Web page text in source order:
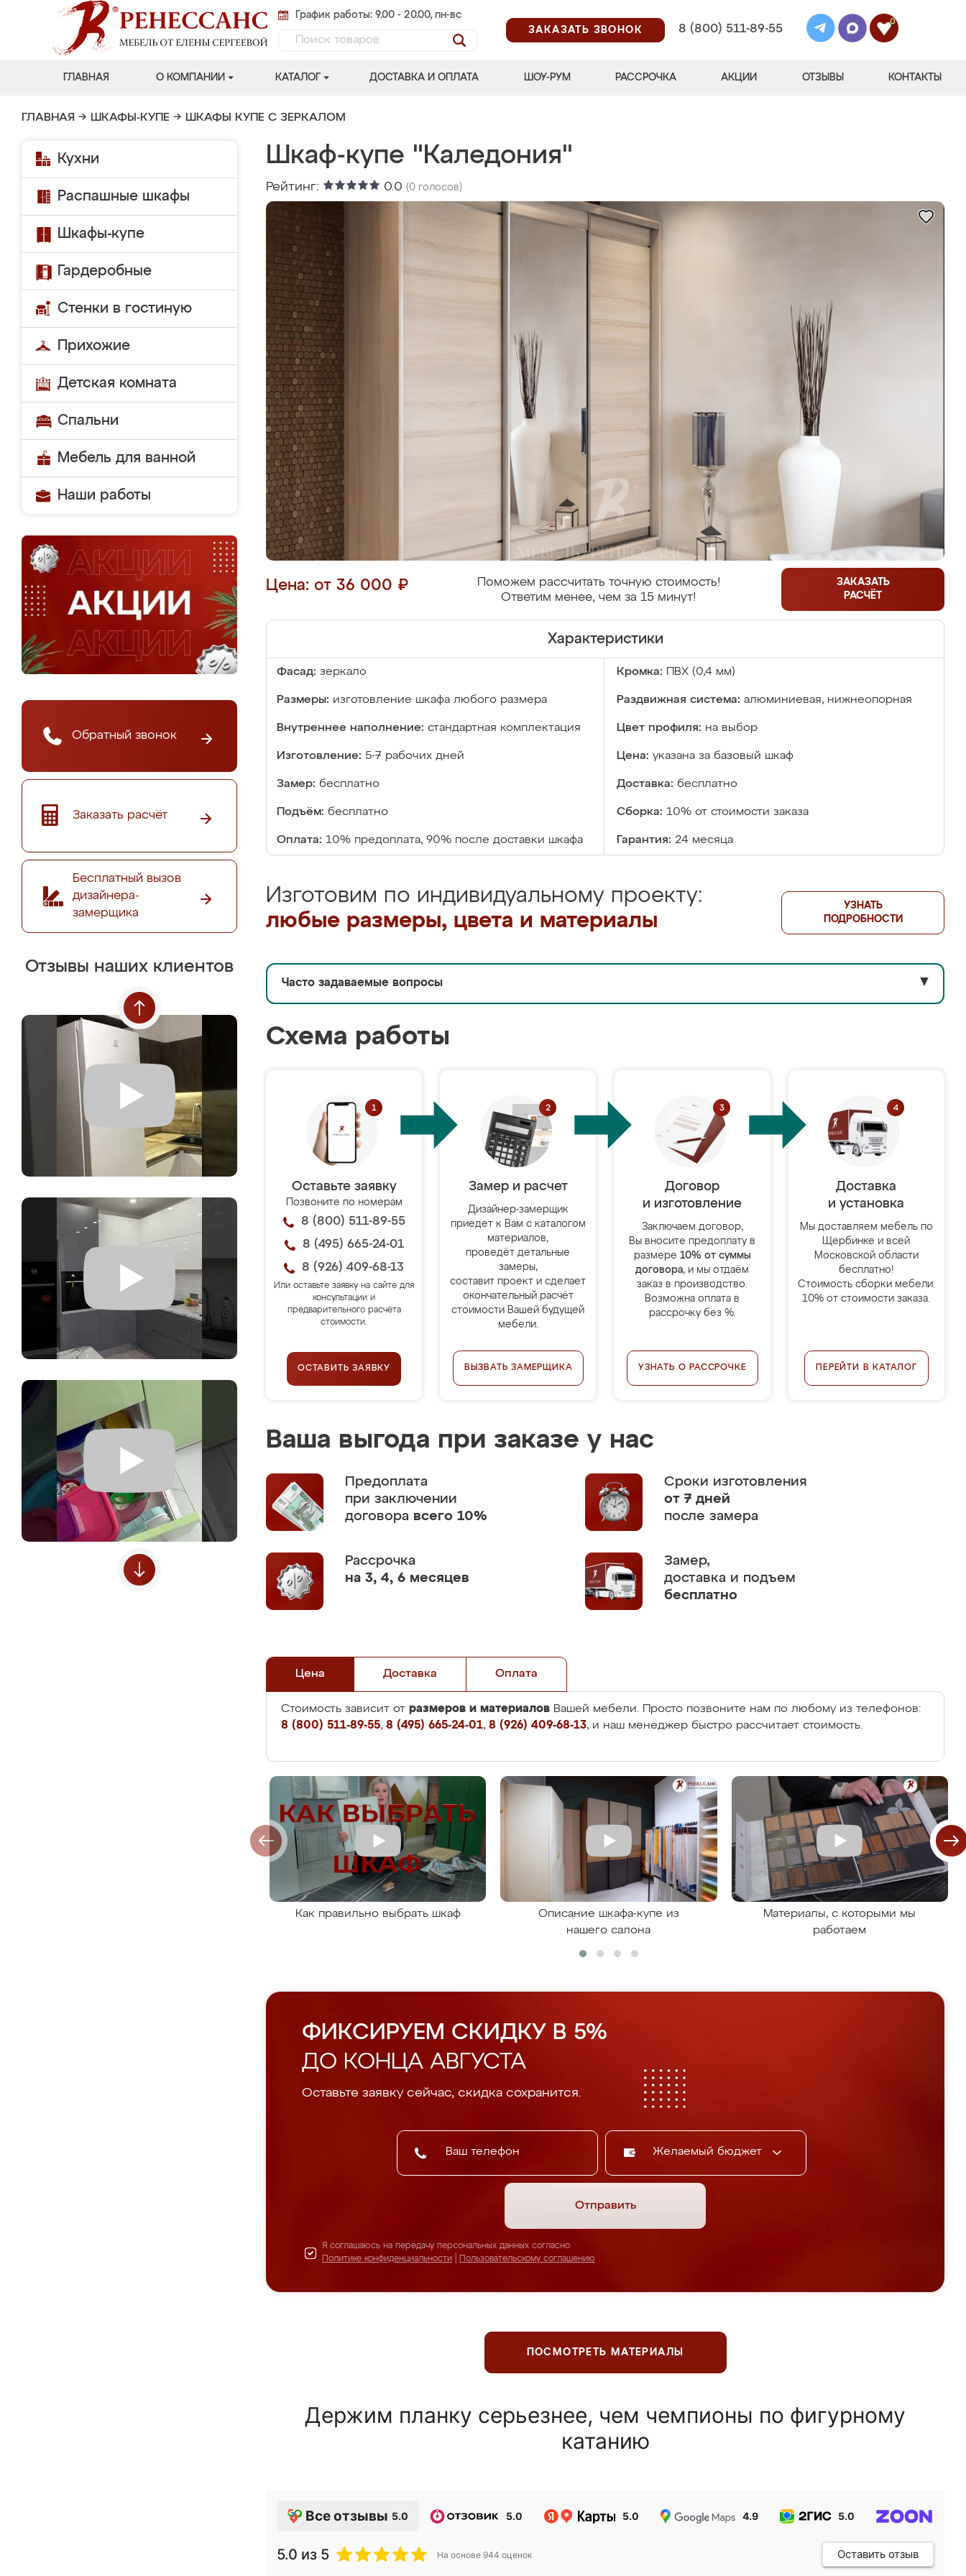
График работы: 9.00 - 20.00, пн-вс
ЗАКАЗАТЬ ЗВОНОК
8 (800) 511-89-55
0
ГЛАВНАЯ О КОМПАНИИ КАТАЛОГ ДОСТАВКА И ОПЛАТА ШОУ-РУМ РАССРОЧКА АКЦИИ ОТЗЫВЫ КОНТАКТЫ
ГЛАВНАЯ → ШКАФЫ-КУПЕ → ШКАФЫ КУПЕ С ЗЕРКАЛОМ
Кухни
Распашные шкафы
Шкафы-купе
Гардеробные
Стенки в гостиную
Прихожие
Детская комната
Спальни
Мебель для ванной
Наши работы
Обратный звонок
Заказать расчёт
Бесплатный вызов
дизайнера-
замерщика
Отзывы наших клиентов
Шкаф-купе "Каледония"
Рейтинг: 0.0 (0 голосов)
Цена: от 36 000 ₽
Поможем рассчитать точную стоимость!
Ответим менее, чем за 15 минут!
ЗАКАЗАТЬ
РАСЧЁТ
Характеристики
Фасад: зеркало Кромка: ПВХ (0,4 мм)
Размеры: изготовление шкафа любого размера Раздвижная система: алюминиевая, нижнеопорная
Внутреннее наполнение: стандартная комплектация Цвет профиля: на выбор
Изготовление: 5-7 рабочих дней Цена: указана за базовый шкаф
Замер: бесплатно Доставка: бесплатно
Подъём: бесплатно Сборка: 10% от стоимости заказа
Оплата: 10% предоплата, 90% после доставки шкафа Гарантия: 24 месяца
Изготовим по индивидуальному проекту:
любые размеры, цвета и материалы
УЗНАТЬ
ПОДРОБНОСТИ
Часто задаваемые вопросы ▼
Схема работы
Оставьте заявку
Позвоните по номерам
8 (800) 511-89-55
8 (495) 665-24-01
8 (926) 409-68-13
Или оставьте заявку на сайте для
консультации и
предварительного расчёта
стоимости.
ОСТАВИТЬ ЗАЯВКУ
Замер и расчет
Дизайнер-замерщик
приедет к Вам с каталогом
материалов,
проведёт детальные
замеры,
составит проект и сделает
окончательный расчёт
стоимости Вашей будущей
мебели.
ВЫЗВАТЬ ЗАМЕРЩИКА
Договор
и изготовление
Заключаем договор,
Вы вносите предоплату в
размере 10% от суммы
договора, и мы отдаём
заказ в производство.
Возможна оплата в
рассрочку без %.
УЗНАТЬ О РАССРОЧКЕ
Доставка
и установка
Мы доставляем мебель по
Щербинке и всей
Московской области
бесплатно!
Стоимость сборки мебели:
10% от стоимости заказа.
ПЕРЕЙТИ В КАТАЛОГ
Ваша выгода при заказе у нас
Предоплата
при заключении
договора всего 10%
Сроки изготовления
от 7 дней
после замера
Рассрочка
на 3, 4, 6 месяцев
Замер,
доставка и подъем
бесплатно
Цена Доставка Оплата
Стоимость зависит от размеров и материалов Вашей мебели. Просто позвоните нам по любому из телефонов:
8 (800) 511-89-55, 8 (495) 665-24-01, 8 (926) 409-68-13, и наш менеджер быстро рассчитает стоимость.
Как правильно выбрать шкаф
Описание шкафа-купе из
нашего салона
Материалы, с которыми мы
работаем
ФИКСИРУЕМ СКИДКУ В 5%
ДО КОНЦА АВГУСТА
Оставьте заявку сейчас, скидка сохранится.
Желаемый бюджет
Отправить
Я соглашаюсь на передачу персональных данных согласно
Политике конфиденциальности
Пользовательскому соглашению
ПОСМОТРЕТЬ МАТЕРИАЛЫ
Держим планку серьезнее, чем чемпионы по фигурному
катанию
Все отзывы 5.0 5.0 5.0 4.9 5.0
5.0 из 5 На основе 944 оценок Оставить отзыв